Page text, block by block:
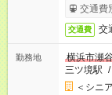
完了次第
交通費
交通費 交
勤務地
横浜市瀬
三ツ境駅 /
＜シニ